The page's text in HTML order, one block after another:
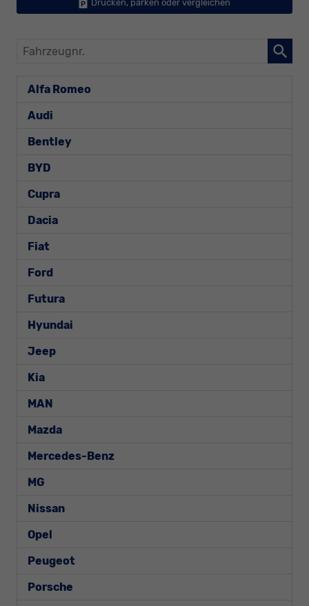
Drucken, parken oder vergleichen
Fahrzeugnr.
Alfa Romeo
Audi
Bentley
BYD
Cupra
Dacia
Fiat
Ford
Futura
Hyundai
Jeep
Kia
MAN
Mazda
Mercedes-Benz
MG
Nissan
Opel
Peugeot
Porsche